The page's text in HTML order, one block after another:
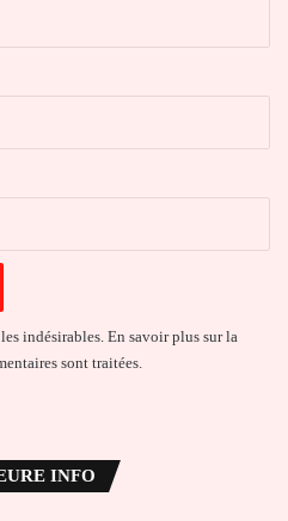
indésirables. En savoir plus sur la
sont traitées
INFO